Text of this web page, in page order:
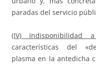
paradas del servicio
(IV) Indisponibilidad
características del
plasma en la antedicha